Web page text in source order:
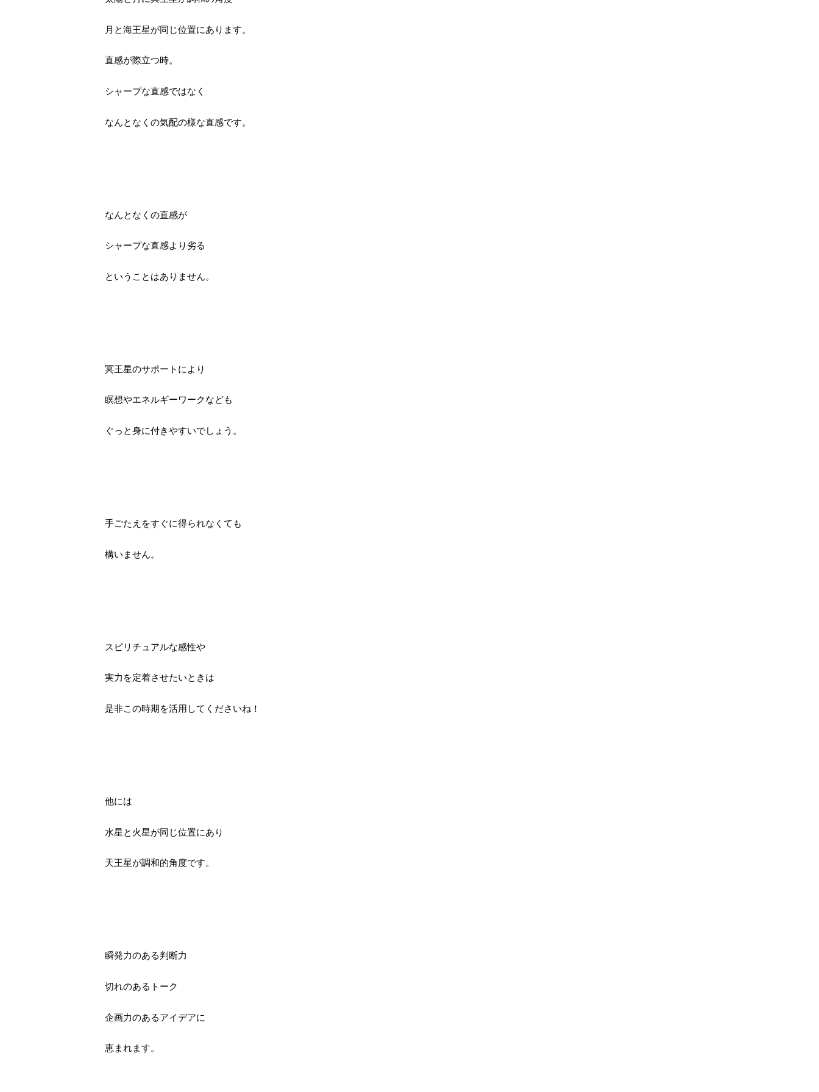
月と海王星が同じ位置にあります。
直感が際立つ時。
シャープな直感ではなく
なんとなくの気配の様な直感です。
なんとなくの直感が
シャープな直感より劣る
ということはありません。
冥王星のサポートにより
瞑想やエネルギーワークなども
ぐっと身に付きやすいでしょう。
手ごたえをすぐに得られなくても
構いません。
スピリチュアルな感性や
実力を定着させたいときは
是非この時期を活用してくださいね！
他には
水星と火星が同じ位置にあり
天王星が調和的角度です。
瞬発力のある判断力
切れのあるトーク
企画力のあるアイデアに
恵まれます。